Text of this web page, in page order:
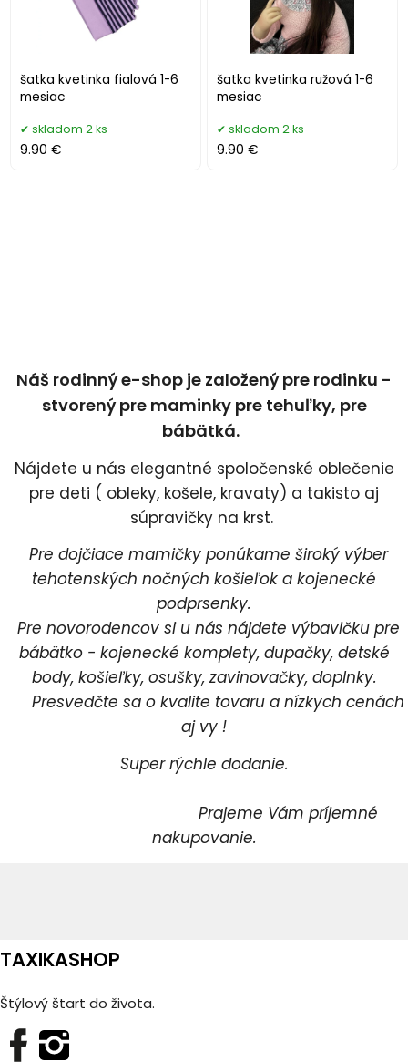
šatka kvetinka fialová 1-6
mesiac
skladom 2 ks
9.90 €
šatka kvetinka ružová 1-6
mesiac
skladom 2 ks
9.90 €
Náš rodinný e-shop je založený pre rodinku -
stvorený pre maminky pre tehuľky, pre
bábätká.
Nájdete u nás elegantné spoločenské oblečenie
pre deti ( obleky, košele, kravaty) a takisto aj
súpravičky na krst.
Pre dojčiace mamičky ponúkame široký výber
tehotenských nočných košieľok a kojenecké
podprsenky.
Pre novorodencov si u nás nájdete výbavičku pre
bábätko - kojenecké komplety, dupačky, detské
body, košieľky, osušky, zavinovačky, doplnky.
Presvedčte sa o kvalite tovaru a nízkych cenách
aj vy !
Super rýchle dodanie.
Prajeme Vám príjemné
nakupovanie.
TAXIKASHOP
Štýlový štart do života.